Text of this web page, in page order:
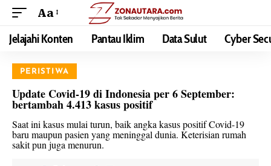
Aa
Jelajahi Konten Pantau Iklim Data Sulut Cyber
PERISTIWA
Update Covid-19 di Indonesia per 6 September:
bertambah 4.413 kasus positif
Saat ini kasus mulai turun, baik angka kasus positif Covid-19
baru maupun pasien yang meninggal dunia. Keterisian rumah
sakit pun juga menurun.